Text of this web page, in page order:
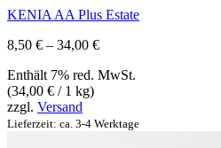
KENIA AA Plus Estate
8,50 € – 34,00 €Preisspanne:
bis
Enthält 7% red. MwSt.
(34,00 € / 1 kg)
zzgl. Versand
Lieferzeit: ca. 3-4 Werktage